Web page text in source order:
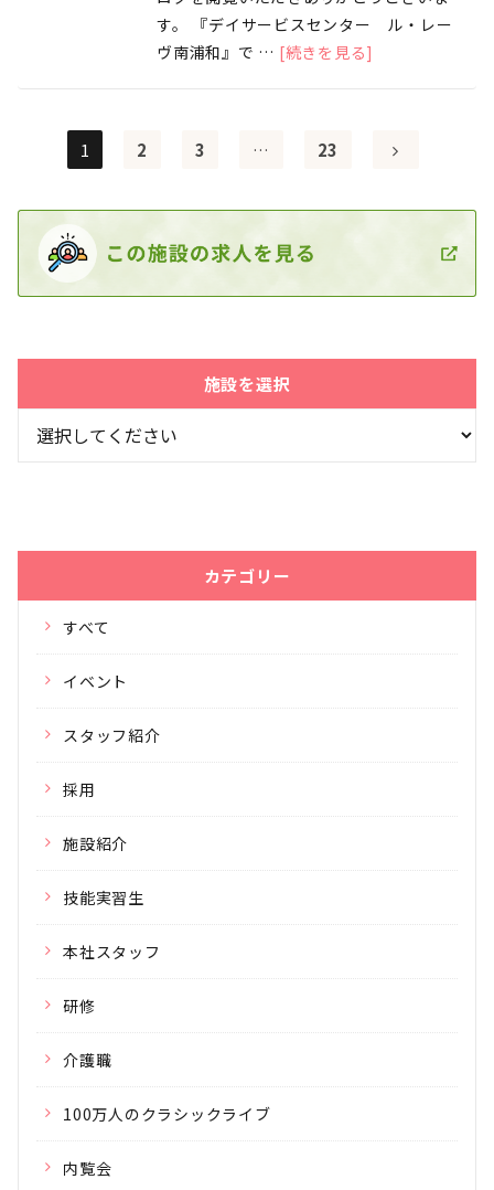
す。 『デイサービスセンター ル・レー
ヴ南浦和』で … [続きを見る]
1 2 3 … 23
施設を選択
カテゴリー
すべて
イベント
スタッフ紹介
採用
施設紹介
技能実習生
本社スタッフ
研修
介護職
100万人のクラシックライブ
内覧会